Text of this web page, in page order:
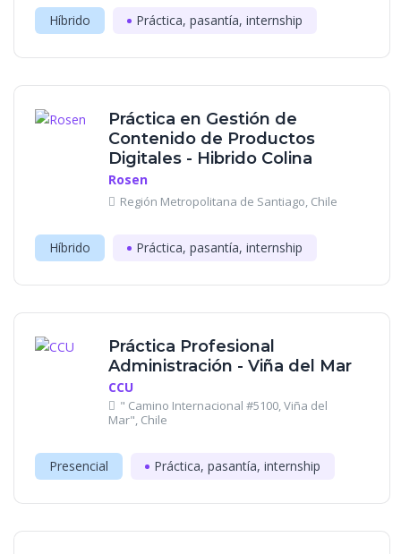
Híbrido Práctica, pasantía, internship
Práctica en Gestión de
Contenido de Productos
Digitales - Hibrido Colina
Rosen
Región Metropolitana de Santiago, Chile
Híbrido Práctica, pasantía, internship
Práctica Profesional
Administración - Viña del Mar
CCU
" Camino Internacional #5100, Viña del
Mar", Chile
Presencial Práctica, pasantía, internship